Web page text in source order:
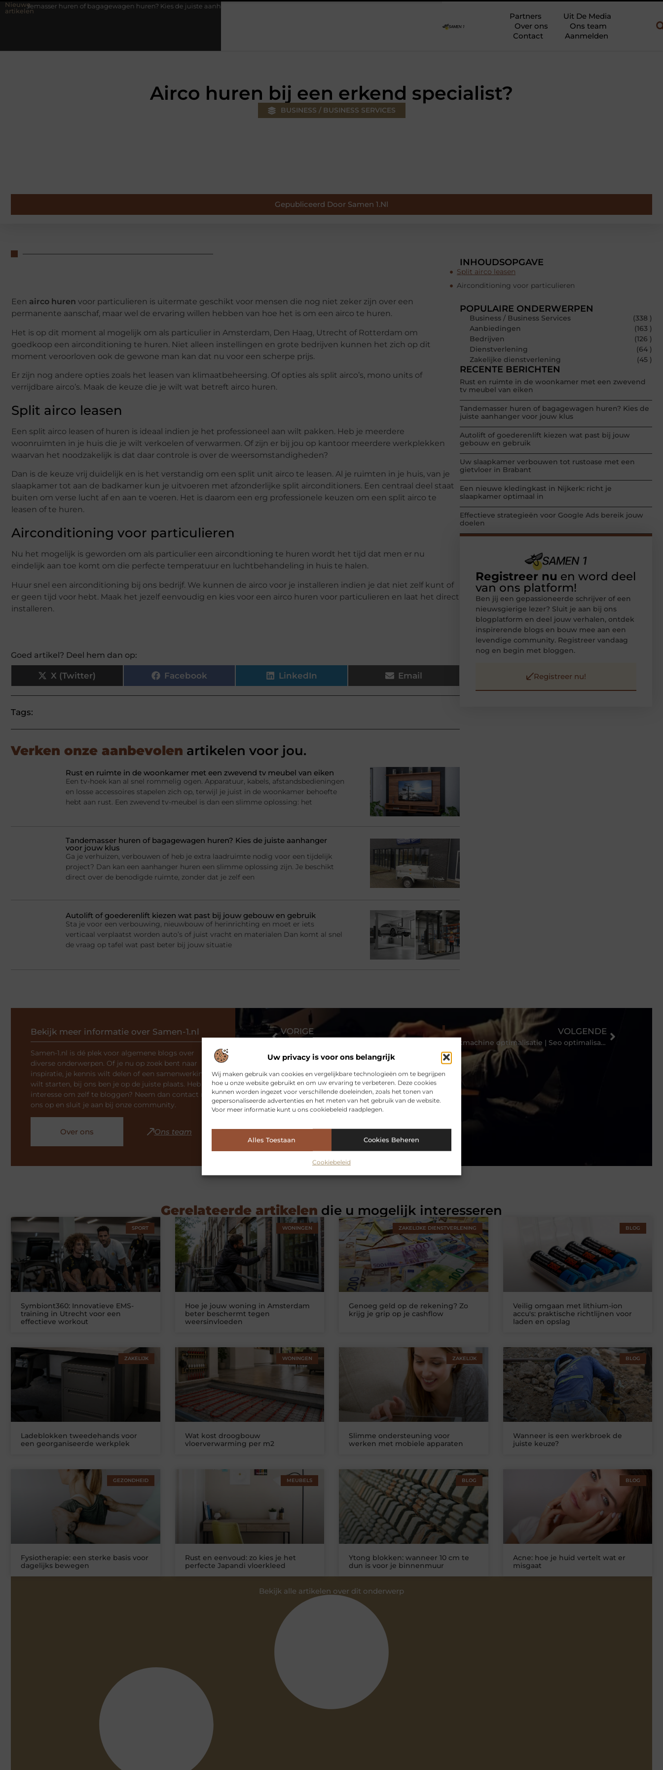
Uw privacy is voor ons belangrijk
Wij maken gebruik van cookies en vergelijkbare technologieën om te begrijpen
hoe u onze website gebruikt en om uw ervaring te verbeteren. Deze cookies
kunnen worden ingezet voor verschillende doeleinden, zoals het tonen van
gepersonaliseerde advertenties en het meten van het gebruik van de website.
Voor meer informatie kunt u ons cookiebeleid raadplegen.
Alles Toestaan Cookies Beheren
Cookiebeleid
Nieuwe
artikelen
huren of bagagewagen huren? Kies de juiste aanhanger voor jouw klus
Partners
Uit De Media
Over ons
Ons team
Contact
Aanmelden
Airco huren bij een erkend specialist?
BUSINESS / BUSINESS SERVICES
Gepubliceerd Door Samen 1.nl
Een airco huren voor particulieren is uitermate geschikt voor mensen die nog niet zeker zijn over een
permanente aanschaf, maar wel de ervaring willen hebben van hoe het is om een airco te huren.
Het is op dit moment al mogelijk om als particulier in Amsterdam, Den Haag, Utrecht of Rotterdam om
goedkoop een airconditioning te huren. Niet alleen instellingen en grote bedrijven kunnen het zich op dit
moment veroorloven ook de gewone man kan dat nu voor een scherpe prijs.
Er zijn nog andere opties zoals het leasen van klimaatbeheersing. Of opties als split airco’s, mono units of
verrijdbare airco’s. Maak de keuze die je wilt wat betreft airco huren.
Split airco leasen
Een split airco leasen of huren is ideaal indien je het professioneel aan wilt pakken. Heb je meerdere
woonruimten in je huis die je wilt verkoelen of verwarmen. Of zijn er bij jou op kantoor meerdere werkplekken
waarvan het noodzakelijk is dat daar controle is over de weersomstandigheden?
Dan is de keuze vrij duidelijk en is het verstandig om een split unit airco te leasen. Al je ruimten in je huis, van je
slaapkamer tot aan de badkamer kun je uitvoeren met afzonderlijke split airconditioners. Een centraal deel staat
buiten om verse lucht af en aan te voeren. Het is daarom een erg professionele keuzen om een split airco te
leasen of te huren.
Airconditioning voor particulieren
Nu het mogelijk is geworden om als particulier een aircondtioning te huren wordt het tijd dat men er nu
eindelijk aan toe komt om die perfecte temperatuur en luchtbehandeling in huis te halen.
Huur snel een airconditioning bij ons bedrijf. We kunnen de airco voor je installeren indien je dat niet zelf kunt of
er geen tijd voor hebt. Maak het jezelf eenvoudig en kies voor een airco huren voor particulieren en laat het direct
installeren.
Goed artikel? Deel hem dan op:
X (Twitter) Facebook LinkedIn Email
Tags:
Verken onze aanbevolen artikelen voor jou.
Rust en ruimte in de woonkamer met een zwevend tv meubel van eiken
Een tv-hoek kan al snel rommelig ogen. Apparatuur, kabels, afstandsbedieningen
en losse accessoires stapelen zich op, terwijl je juist in de woonkamer behoefte
hebt aan rust. Een zwevend tv-meubel is dan een slimme oplossing: het
Tandemasser huren of bagagewagen huren? Kies de juiste aanhanger
voor jouw klus
Ga je verhuizen, verbouwen of heb je extra laadruimte nodig voor een tijdelijk
project? Dan kan een aanhanger huren een slimme oplossing zijn. Je beschikt
direct over de benodigde ruimte, zonder dat je zelf een
Autolift of goederenlift kiezen wat past bij jouw gebouw en gebruik
Sta je voor een verbouwing, nieuwbouw of herinrichting en moet er iets
verticaal verplaatst worden auto’s of juist vracht en materialen Dan komt al snel
de vraag op tafel wat past beter bij jouw situatie
INHOUDSOPGAVE
Split airco leasen
Airconditioning voor particulieren
POPULAIRE ONDERWERPEN
Business / Business Services
(338 )
Aanbiedingen
(163 )
Bedrijven
(126 )
Dienstverlening
(64 )
Zakelijke dienstverlening
(45 )
RECENTE BERICHTEN
Rust en ruimte in de woonkamer met een zwevend
tv meubel van eiken
Tandemasser huren of bagagewagen huren? Kies de
juiste aanhanger voor jouw klus
Autolift of goederenlift kiezen wat past bij jouw
gebouw en gebruik
Uw slaapkamer verbouwen tot rustoase met een
gietvloer in Brabant
Een nieuwe kledingkast in Nijkerk: richt je
slaapkamer optimaal in
Effectieve strategieën voor Google Ads bereik jouw
doelen
Registreer nu en word deel
van ons platform!
Ben jij een gepassioneerde schrijver of een
nieuwsgierige lezer? Sluit je aan bij ons
blogplatform en deel jouw verhalen, ontdek
inspirerende blogs en bouw mee aan een
levendige community. Registreer vandaag
nog en begin met bloggen.
Registreer nu!
Bekijk meer informatie over Samen-1.nl
Samen-1.nl is dé plek voor algemene blogs over
diverse onderwerpen. Of je nu op zoek bent naar
inspiratie, je kennis wilt delen of een samenwerking
wilt starten, bij ons ben je op de juiste plaats. Heb je
interesse om zelf te bloggen? Neem dan contact met
ons op en sluit je aan bij onze community.
Over ons Ons team
VORIGE VOLGENDE
Zoekmachine optimalisatie | Seo optimalisatie specialist
Gerelateerde artikelen die u mogelijk interesseren
SPORT
Symbiont360: Innovatieve EMS-
training in Utrecht voor een
effectieve workout
WONINGEN
Hoe je jouw woning in Amsterdam
beter beschermt tegen
weersinvloeden
ZAKELIJKE DIENSTVERLENING
Genoeg geld op de rekening? Zo
krijg je grip op je cashflow
BLOG
Veilig omgaan met lithium-ion
accu's: praktische richtlijnen voor
laden en opslag
ZAKELIJK
Ladeblokken tweedehands voor
een georganiseerde werkplek
WONINGEN
Wat kost droogbouw
vloerverwarming per m2
ZAKELIJK
Slimme ondersteuning voor
werken met mobiele apparaten
BLOG
Wanneer is een werkbroek de
juiste keuze?
GEZONDHEID
Fysiotherapie: een sterke basis voor
dagelijks bewegen
MEUBELS
Rust en eenvoud: zo kies je het
perfecte Japandi vloerkleed
BLOG
Ytong blokken: wanneer 10 cm te
dun is voor je binnenmuur
BLOG
Acne: hoe je huid vertelt wat er
misgaat
Bekijk alle artikelen over dit onderwerp